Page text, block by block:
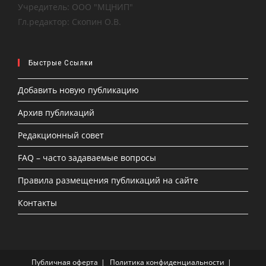
Учредитель: ООО "МЦНИП"
Гл.редактор: Скопин О.В.
Быстрые Ссылки
Добавить новую публикацию
Архив публикаций
Редакционный совет
FAQ – часто задаваемые вопросы
Правила размещения публикаций на сайте
Контакты
Публичная оферта Политика конфиденциальности